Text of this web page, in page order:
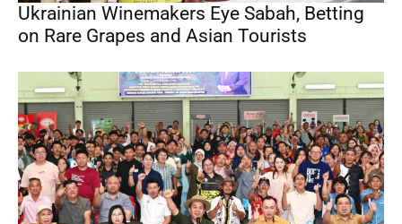
Ukrainian Winemakers Eye Sabah, Betting
on Rare Grapes and Asian Tourists